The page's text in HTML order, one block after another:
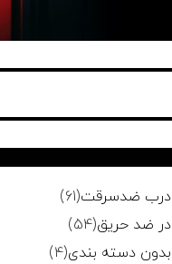
درب ضدسرقت(61)
در ضد حریق(54)
بدون دسته بندی(4)